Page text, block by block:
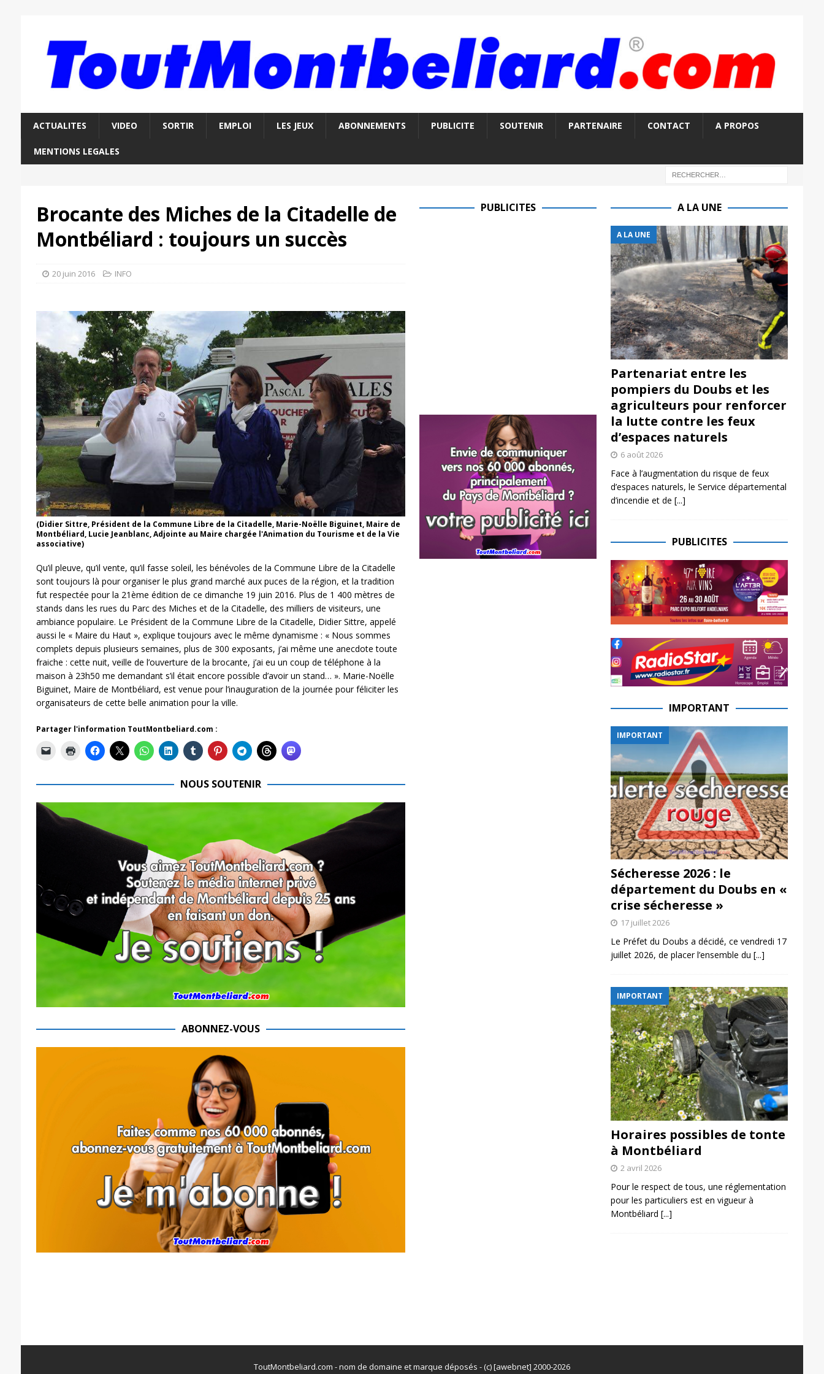
ACTUALITES VIDEO SORTIR EMPLOI LES JEUX ABONNEMENTS PUBLICITE SOUTENIR PARTENAIRE CONTACT A PROPOS
MENTIONS LEGALES
Brocante des Miches de la Citadelle de
Montbéliard : toujours un succès
20 juin 2016 INFO
(Didier Sittre, Président de la Commune Libre de la Citadelle, Marie-Noëlle Biguinet, Maire de
Montbéliard, Lucie Jeanblanc, Adjointe au Maire chargée l'Animation du Tourisme et de la Vie
associative)
Qu’il pleuve, qu’il vente, qu’il fasse soleil, les bénévoles de la Commune Libre de la Citadelle
sont toujours là pour organiser le plus grand marché aux puces de la région, et la tradition
fut respectée pour la 21ème édition de ce dimanche 19 juin 2016. Plus de 1 400 mètres de
stands dans les rues du Parc des Miches et de la Citadelle, des milliers de visiteurs, une
ambiance populaire. Le Président de la Commune Libre de la Citadelle, Didier Sittre, appelé
aussi le « Maire du Haut », explique toujours avec le même dynamisme : « Nous sommes
complets depuis plusieurs semaines, plus de 300 exposants, j’ai même une anecdote toute
fraiche : cette nuit, veille de l’ouverture de la brocante, j’ai eu un coup de téléphone à la
maison à 23h50 me demandant s’il était encore possible d’avoir un stand… ». Marie-Noëlle
Biguinet, Maire de Montbéliard, est venue pour l’inauguration de la journée pour féliciter les
organisateurs de cette belle animation pour la ville.
Partager l'information ToutMontbeliard.com :
NOUS SOUTENIR
ABONNEZ-VOUS
PUBLICITES A LA UNE
A LA UNE
Partenariat entre les
pompiers du Doubs et les
agriculteurs pour renforcer
la lutte contre les feux
d’espaces naturels
6 août 2026
Face à l’augmentation du risque de feux
d’espaces naturels, le Service départemental
d’incendie et de [...]
PUBLICITES
IMPORTANT
IMPORTANT
Sécheresse 2026 : le
département du Doubs en «
crise sécheresse »
17 juillet 2026
Le Préfet du Doubs a décidé, ce vendredi 17
juillet 2026, de placer l’ensemble du [...]
IMPORTANT
Horaires possibles de tonte
à Montbéliard
2 avril 2026
Pour le respect de tous, une réglementation
pour les particuliers est en vigueur à
Montbéliard [...]
ToutMontbeliard.com - nom de domaine et marque déposés - (c) [awebnet] 2000-2026